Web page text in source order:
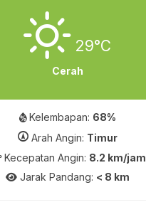
29°C
Cerah
Kelembapan: 68%
Arah Angin: Timur
Kecepatan Angin: 8.2 km/jam
Jarak Pandang: < 8 km